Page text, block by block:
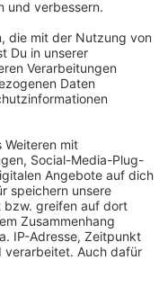
7, 48157
141,
321, 48163
100,
22,
150, 48161